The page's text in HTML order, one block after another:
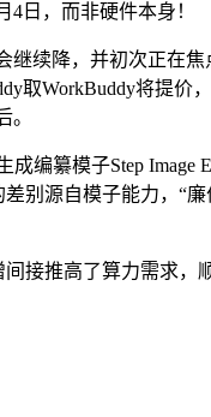
日，而非硬件本身！
续降，并初次正在
取WorkBuddy将提
。
纂模子Step Image
别源自模子能力，“
推高了算力需求，